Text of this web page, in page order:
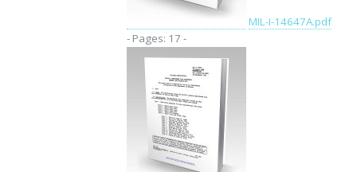
MIL-I-14647A.pdf
- Pages: 17 -